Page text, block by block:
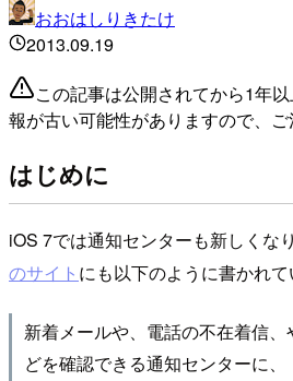
おおはしりきたけ
2013.09.19
この記事は公開されてから1年
報が古い可能性がありますので、ご
はじめに
iOS 7では通知センターも新しくな
のサイト にも以下のように書かれて
新着メールや、電話の不在着信、
どを確認できる通知センターに、